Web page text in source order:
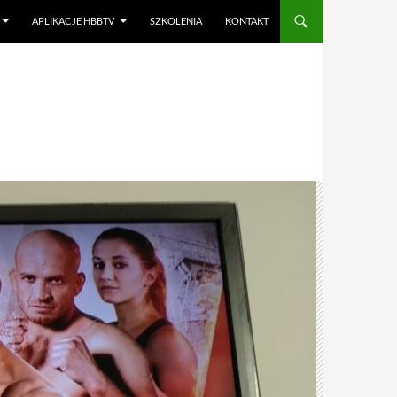
APLIKACJE HBBTV SZKOLENIA KONTAKT